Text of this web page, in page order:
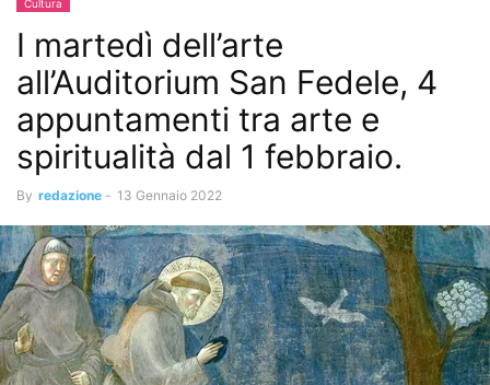
Cultura
I martedì dell’arte
all’Auditorium San Fedele, 4
appuntamenti tra arte e
spiritualità dal 1 febbraio.
By redazione - 13 Gennaio 2022